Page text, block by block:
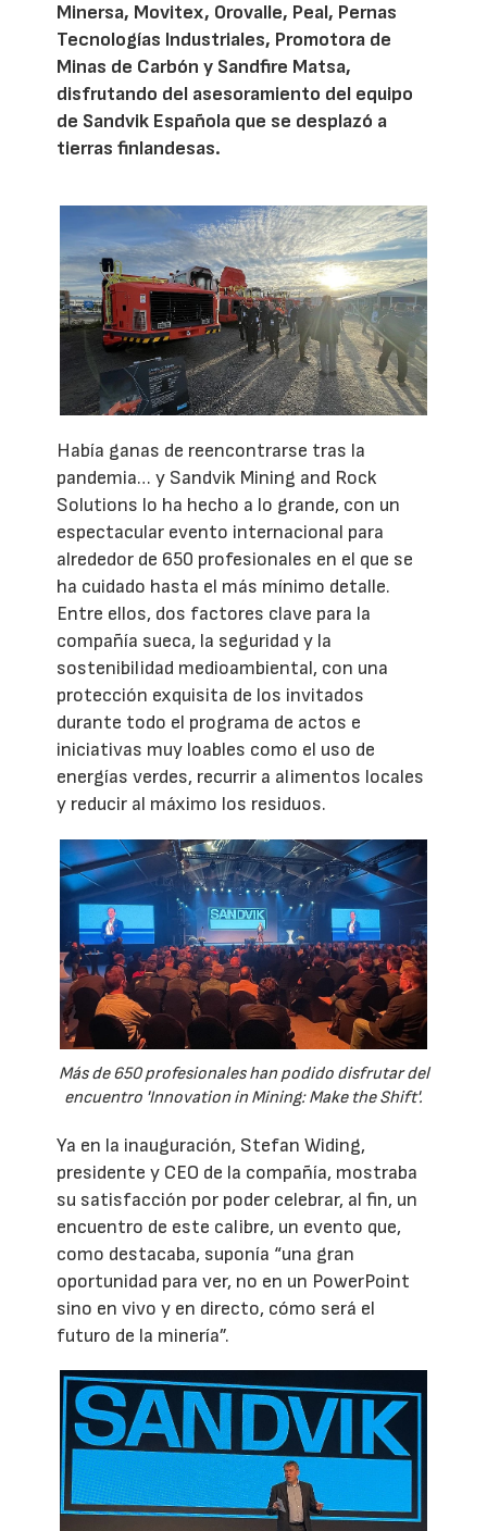
Minersa, Movitex, Orovalle, Peal, Pernas
Tecnologías Industriales, Promotora de
Minas de Carbón y Sandfire Matsa,
disfrutando del asesoramiento del equipo
de Sandvik Española que se desplazó a
tierras finlandesas.
Había ganas de reencontrarse tras la
pandemia… y Sandvik Mining and Rock
Solutions lo ha hecho a lo grande, con un
espectacular evento internacional para
alrededor de 650 profesionales en el que se
ha cuidado hasta el más mínimo detalle.
Entre ellos, dos factores clave para la
compañía sueca, la seguridad y la
sostenibilidad medioambiental, con una
protección exquisita de los invitados
durante todo el programa de actos e
iniciativas muy loables como el uso de
energías verdes, recurrir a alimentos locales
y reducir al máximo los residuos.
Más de 650 profesionales han podido disfrutar del
encuentro 'Innovation in Mining: Make the Shift'.
Ya en la inauguración, Stefan Widing,
presidente y CEO de la compañía, mostraba
su satisfacción por poder celebrar, al fin, un
encuentro de este calibre, un evento que,
como destacaba, suponía “una gran
oportunidad para ver, no en un PowerPoint
sino en vivo y en directo, cómo será el
futuro de la minería”.